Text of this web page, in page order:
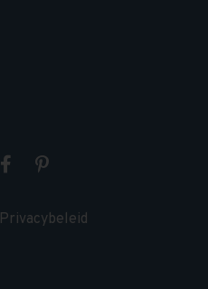
Privacybeleid